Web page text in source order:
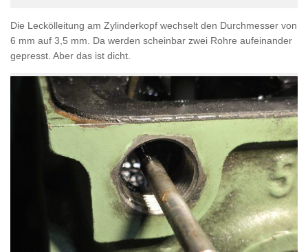
Die Leckölleitung am Zylinderkopf wechselt den Durchmesser von
6 mm auf 3,5 mm. Da werden scheinbar zwei Rohre aufeinander
gepresst. Aber das ist dicht.